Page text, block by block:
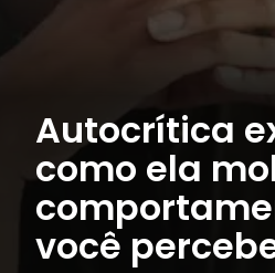
Autocrítica
como ela
você